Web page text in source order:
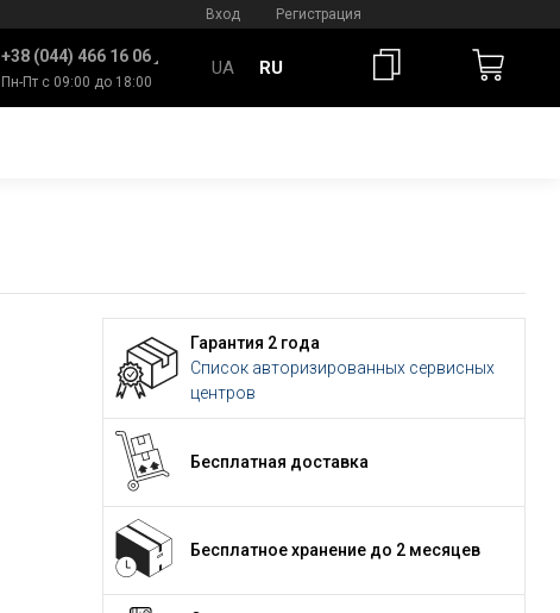
Вход Регистрация
+38 (044) 466 16 06
Пн-Пт с 09:00 до 18:00
UA RU
Гарантия 2 года
Список авторизированных сервисных
центров
Бесплатная доставка
Бесплатное хранение до 2 месяцев